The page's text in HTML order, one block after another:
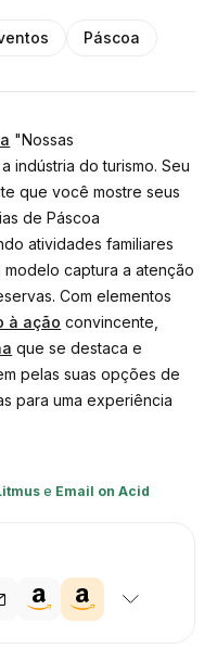
Páscoa
"Nossas
indústria do turismo. Seu
que você mostre seus
de Páscoa
atividades familiares
captura a atenção
Com elementos
à ação convincente,
que se destaca e
pelas suas opções de
para uma experiência
e Email on Acid